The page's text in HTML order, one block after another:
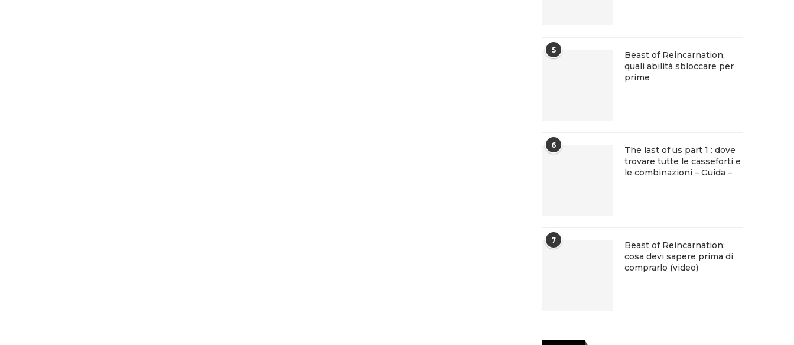
5
Beast of Reincarnation,
quali abilità sbloccare per
prime
6
The last of us part 1 : dove
trovare tutte le casseforti e
le combinazioni – Guida –
7
Beast of Reincarnation:
cosa devi sapere prima di
comprarlo (video)